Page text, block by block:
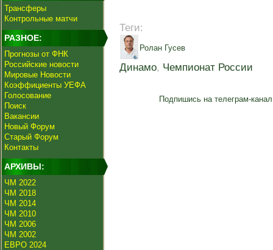
Трансферы
Контрольные матчи
РАЗНОЕ:
Прогнозы от ФНК
Российские новости
Мировые Новости
Коэффициенты УЕФА
Голосование
Поиск
Вакансии
Новый Форум
Старый Форум
Контакты
АРХИВЫ:
ЧМ 2022
ЧМ 2018
ЧМ 2014
ЧМ 2010
ЧМ 2006
ЧМ 2002
ЕВРО 2024
Теги:
Ролан Гусев
Динамо, Чемпионат России
Подпишись на телеграм-